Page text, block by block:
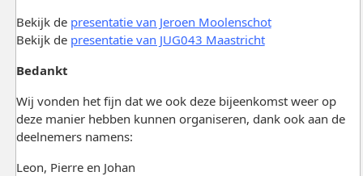
Bekijk de presentatie van Jeroen Moolenschot
Bekijk de presentatie van JUG043 Maastricht
Bedankt
Wij vonden het fijn dat we ook deze bijeenkomst weer op
deze manier hebben kunnen organiseren, dank ook aan de
deelnemers namens:
Leon, Pierre en Johan